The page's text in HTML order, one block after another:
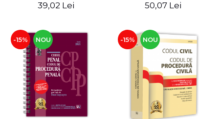
39,02 Lei 50,07 Lei
-15% NOU -15% NOU